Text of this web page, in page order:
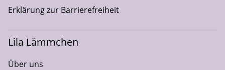
Erklärung zur Barrierefreiheit
Lila Lämmchen
Über uns